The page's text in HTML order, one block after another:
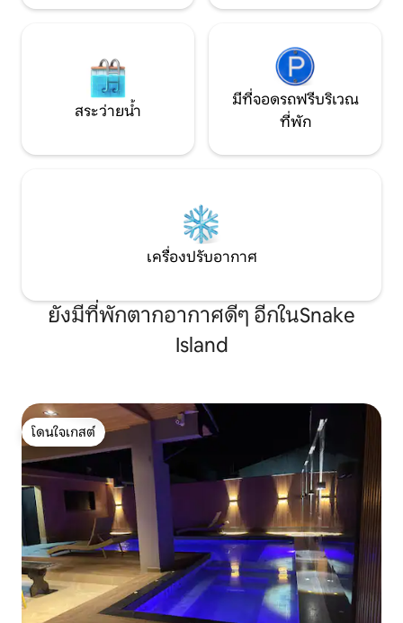
สระว่ายน้ำ
มีที่จอดรถฟรีบริเวณ
ที่พัก
เครื่องปรับอากาศ
ยังมีที่พักตากอากาศดีๆ อีกในSnake
Island
โดนใจเกสต์
โดนใจเกสต์